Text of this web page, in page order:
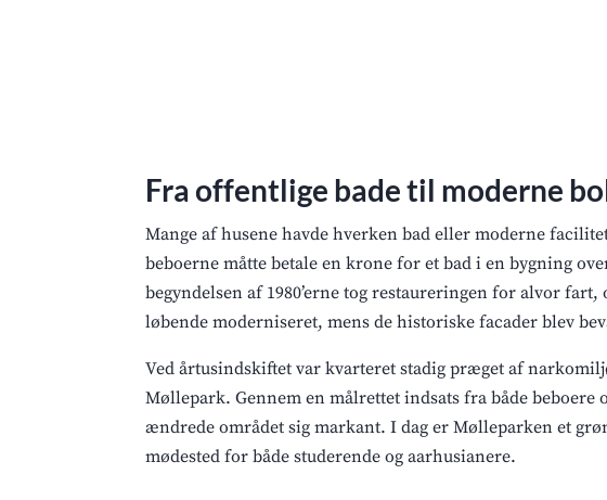
Fra offentlige bade til moderne
Mange af husene havde hverken bad eller moderne
beboerne måtte betale en krone for et bad i en bygning
begyndelsen af 1980’erne tog restaureringen for alvor fart,
løbende moderniseret, mens de historiske facader blev
Ved årtusindskiftet var kvarteret stadig præget af
Møllepark. Gennem en målrettet indsats fra både beboere
ændrede området sig markant. I dag er Mølleparken et
mødested for både studerende og aarhusianere.